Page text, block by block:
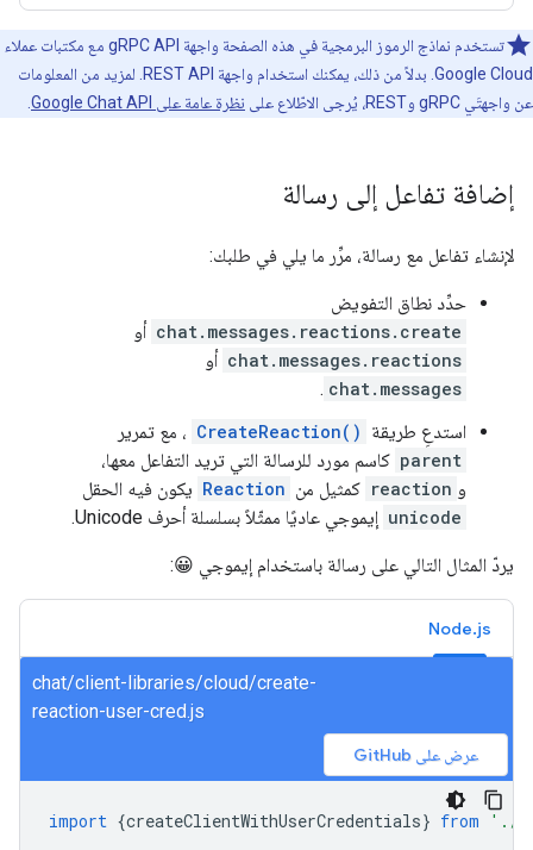
تستخدم نماذج الرموز البرمجية في هذه الصفحة واجهة gRPC API مع مكتبات عملاء
Google Cloud. بدلاً من ذلك، يمكنك استخدام واجهة REST API. لمزيد من المعلومات
عن واجهتَي gRPC وREST، يُرجى الاطّلاع على
نظرة عامة على Google Chat API
إضافة تفاعل إلى رسالة
لإنشاء تفاعل مع رسالة، مرِّر ما يلي في طلبك:
حدِّد نطاق التفويض
chat.messages.reactions.create أو
chat.messages.reactions أو
chat.messages
.
استدعِ طريقة CreateReaction() ، مع تمرير
parent كاسم مورد للرسالة التي تريد التفاعل معها،
و reaction كمثيل من Reaction يكون فيه الحقل
unicode إيموجي عاديًا ممثّلاً بسلسلة أحرف Unicode.
يردّ المثال التالي على رسالة باستخدام إيموجي 😀:
Node.js
chat/client-libraries/cloud/create-
reaction-user-cred.js
عرض على GitHub
import {createClientWithUserCredentials} from './